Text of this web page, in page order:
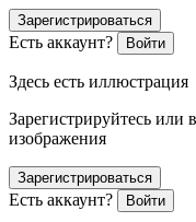
Зарегистрироваться
Есть аккаунт? Войти
Здесь есть иллюстрация
Зарегистрируйтесь или
изображения
Зарегистрироваться
Есть аккаунт? Войти